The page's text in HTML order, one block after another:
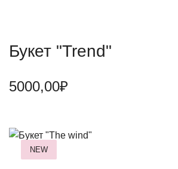
Букет "Trend"
5000,00₽
NEW